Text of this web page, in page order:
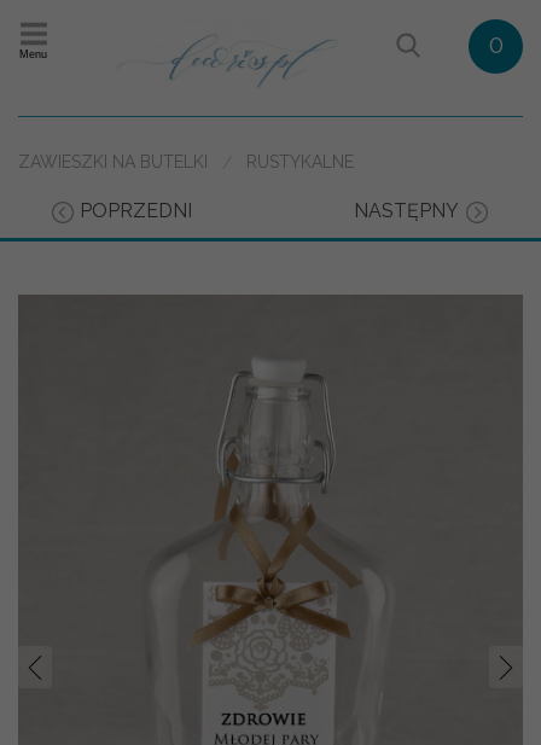
Menu 0
ZAWIESZKI NA BUTELKI RUSTYKALNE
POPRZEDNI NASTĘPNY
Prev